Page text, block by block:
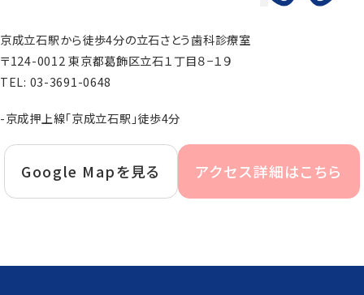
京成立石駅から徒歩4分の立石さとう歯科診療室
〒124-0012 東京都葛飾区立石１丁目８−１９
TEL: 03-3691-0648
-京成押上線「京成立石駅」徒歩4分
Google Mapを見る アクセス詳細はこちら